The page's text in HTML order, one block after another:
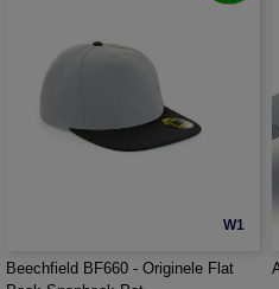
W1
Beechfield BF660 - Originele Flat